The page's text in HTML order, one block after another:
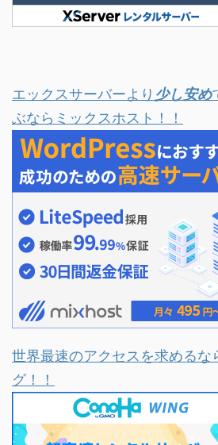
エックスサーバーより 少し安め
ぶならミックスホスト！！
世界最速のアクセスを求めるな
グ！！